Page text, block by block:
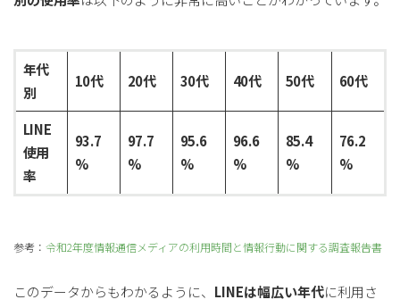
年代
別
10代 20代 30代 40代 50代 60代
LINE
使用
率
93.7
%
97.7
%
95.6
%
96.6
%
85.4
%
76.2
%
参考： 令和2年度情報通信メディアの利用時間と情報行動に関する調査報告書
このデータからもわかるように、 LINEは幅広い年代に利用さ